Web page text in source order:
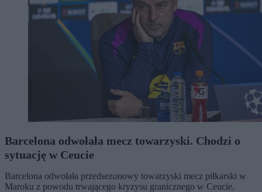
Barcelona odwołała mecz towarzyski. Chodzi o
sytuację w Ceucie
Barcelona odwołała przedsezonowy towarzyski mecz piłkarski w
Maroku z powodu trwającego kryzysu granicznego w Ceucie,